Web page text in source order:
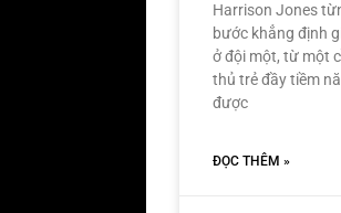
Harrison Jones
bước khẳng định
ở đội một, từ một
thủ trẻ đầy tiềm
được
ĐỌC THÊM »